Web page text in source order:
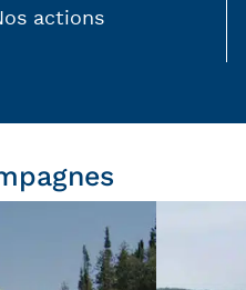
actions